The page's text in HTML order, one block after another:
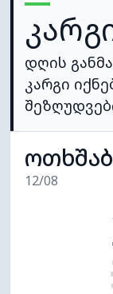
დღის
კარგი
12/08